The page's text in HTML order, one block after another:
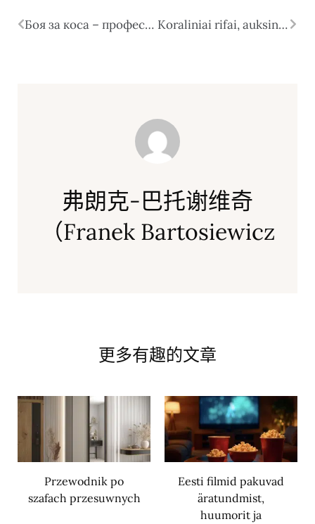
Боя за коса – професионалният избор за дълготраен цвят и здрава коса Koraliniai rifai, auksinis smėlis ir prabangūs viešbučiai – kuo traukia Egiptas?
弗朗克-巴托谢维奇
（Franek Bartosiewicz
更多有趣的文章
Przewodnik po
szafach przesuwnych
Eesti filmid pakuvad
äratundmist,
huumorit ja